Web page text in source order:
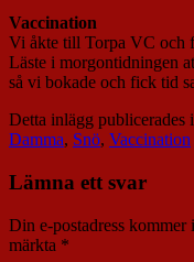
Vaccination
Vi åkte till Torpa VC och
Läste i morgontidningen
så vi bokade och fick tid
Detta inlägg publicerades i
Damma, Snö, Vaccination
Lämna ett svar
Din e-postadress kommer
märkta *